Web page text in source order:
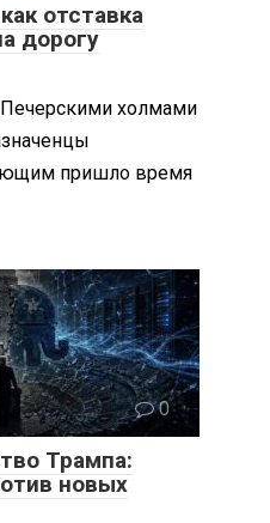
отставка
дорогу
холмами
пришло время
0
Трампа:
новых